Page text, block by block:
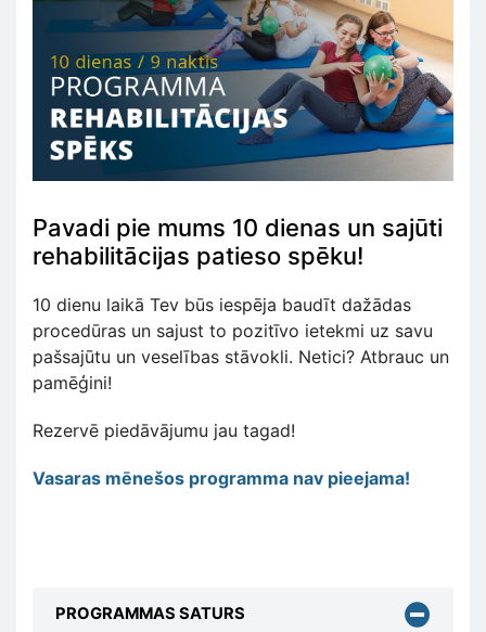
Pavadi pie mums 10 dienas un sajūti
rehabilitācijas patieso spēku!
10 dienu laikā Tev būs iespēja baudīt dažādas
procedūras un sajust to pozitīvo ietekmi uz savu
pašsajūtu un veselības stāvokli. Netici? Atbrauc un
pamēģini!
Rezervē piedāvājumu jau tagad!
Vasaras mēnešos programma nav pieejama!
PROGRAMMAS SATURS